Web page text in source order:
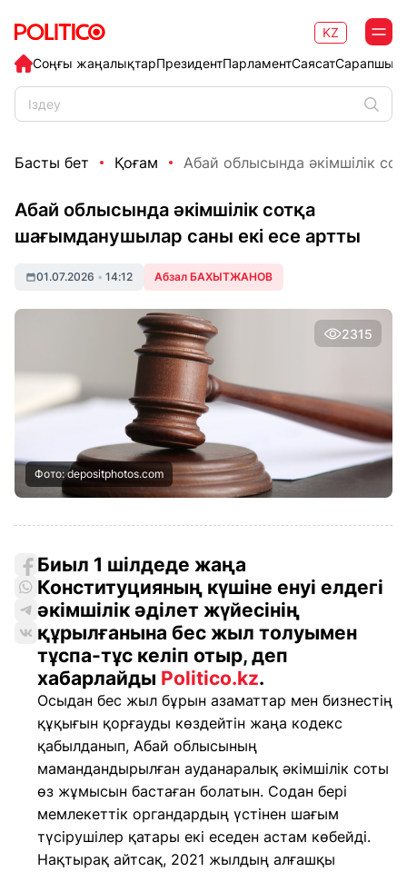
Соңғы жаңалықтарПрезидентПарламентСаясат
KZ
Басты бет Қоғам Абай облысында әкімшілік
Абай облысында әкімшілік сотқа
шағымданушылар саны екі есе артты
01.07.2026 • 14:12 Абзал БАХЫТЖАНОВ
2315
Фото: depositphotos.com
Биыл 1 шілдеде жаңа
Конституцияның күшіне енуі елдегі
әкімшілік әділет жүйесінің
құрылғанына бес жыл толуымен
тұспа-тұс келіп отыр, деп
хабарлайды Politico.kz.
Осыдан бес жыл бұрын азаматтар мен бизнестің
құқығын қорғауды көздейтін жаңа кодекс
қабылданып, Абай облысының
мамандандырылған ауданаралық әкімшілік соты
өз жұмысын бастаған болатын. Содан бері
мемлекеттік органдардың үстінен шағым
түсірушілер қатары екі еседен астам көбейді.
Нақтырақ айтсақ, 2021 жылдың алғашқы